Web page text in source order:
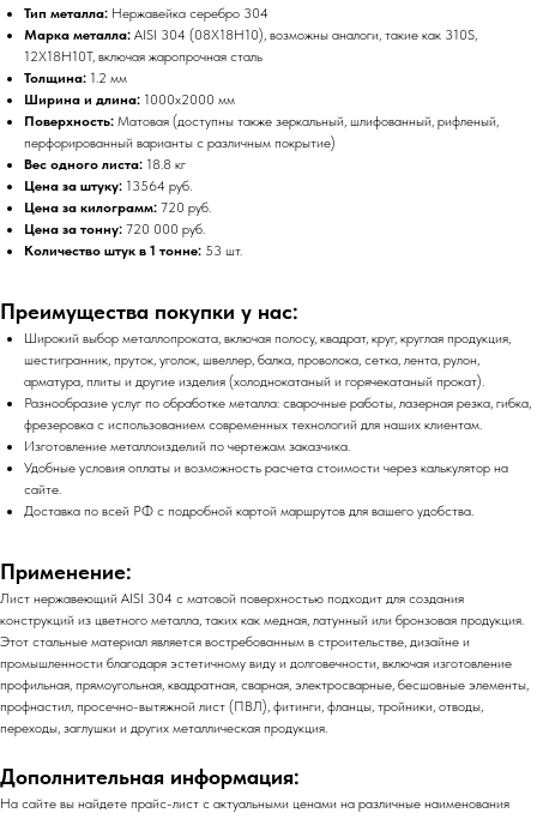
Тип металла: Нержавейка серебро 304
Марка металла: AISI 304 (08Х18Н10), возможны аналоги, такие как 310S,
12Х18Н10Т, включая жаропрочная сталь
Толщина: 1.2 мм
Ширина и длина: 1000х2000 мм
Поверхность: Матовая (доступны также зеркальный, шлифованный, рифленый,
перфорированный варианты с различным покрытие)
Вес одного листа: 18.8 кг
Цена за штуку: 13564 руб.
Цена за килограмм: 720 руб.
Цена за тонну: 720 000 руб.
Количество штук в 1 тонне: 53 шт.
Преимущества покупки у нас:
Широкий выбор металлопроката, включая полосу, квадрат, круг, круглая продукция,
шестигранник, пруток, уголок, швеллер, балка, проволока, сетка, лента, рулон,
арматура, плиты и другие изделия (холоднокатаный и горячекатаный прокат).
Разнообразие услуг по обработке металла: сварочные работы, лазерная резка, гибка,
фрезеровка с использованием современных технологий для наших клиентам.
Изготовление металлоизделий по чертежам заказчика.
Удобные условия оплаты и возможность расчета стоимости через калькулятор на
сайте.
Доставка по всей РФ с подробной картой маршрутов для вашего удобства.
Применение:
Лист нержавеющий AISI 304 с матовой поверхностью подходит для создания
конструкций из цветного металла, таких как медная, латунный или бронзовая продукция.
Этот стальные материал является востребованным в строительстве, дизайне и
промышленности благодаря эстетичному виду и долговечности, включая изготовление
профильная, прямоугольная, квадратная, сварная, электросварные, бесшовные элементы,
профнастил, просечно-вытяжной лист (ПВЛ), фитинги, фланцы, тройники, отводы,
переходы, заглушки и других металлическая продукция.
Дополнительная информация:
На сайте вы найдете прайс-лист с актуальными ценами на различные наименования